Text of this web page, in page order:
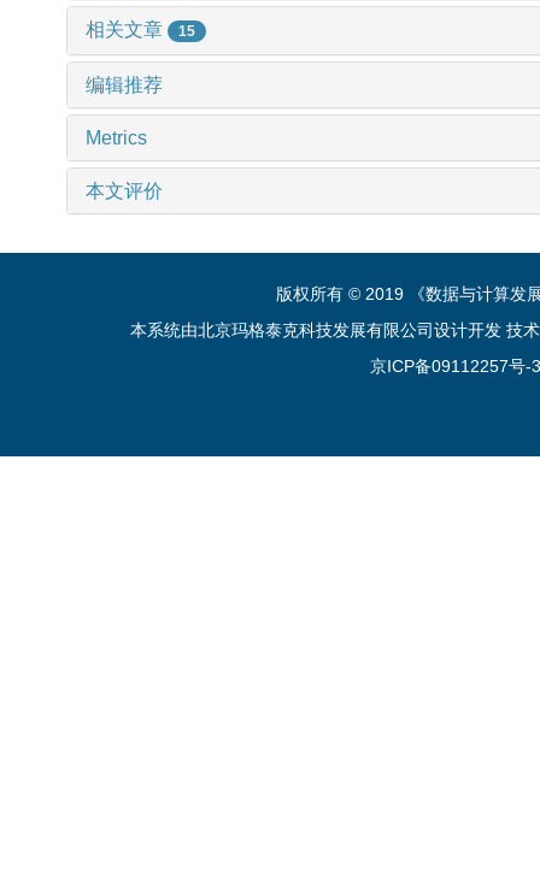
相关文章 15
编辑推荐
Metrics
本文评价
版权所有 © 2019 《数据与计算发
本系统由北京玛格泰克科技发展有限公司设计开发 技
京ICP备09112257号-